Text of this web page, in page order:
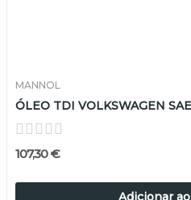
MANNOL
ÓLEO TDI VOLKSWAGEN
107,30 €
Adicionar